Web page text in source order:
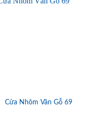
Cửa Nhôm Vân Gỗ 69